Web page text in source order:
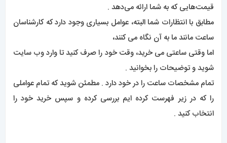
قیمت‌هایی که به شما ارائه می‌دهد .
مطابق با انتظارات شما البته، عوامل بسیاری وجود دارد که کارشناسان
ساعت مانند ما به آن نگاه می کنند،
اما وقتی ساعتی می خرید، وقت خود را صرف کنید تا وارد وب سایت
شوید و توضیحات را بخوانید .
تمام مشخصات ساعت را در خود دارد . مطمئن شوید که تمام عواملی
را که در زیر فهرست کرده ایم بررسی کرده و سپس خرید خود را
انتخاب کنید .